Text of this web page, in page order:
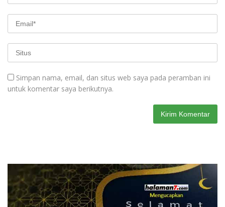
Simpan nama, email, dan situs web saya pada peramban ini
untuk komentar saya berikutnya.